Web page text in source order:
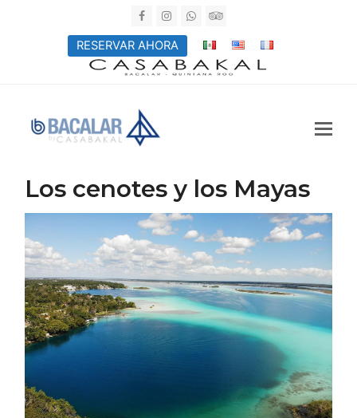
FacebookInstagram
WhatsappTripadvisor
RESERVAR AHORA
Los cenotes y los Mayas